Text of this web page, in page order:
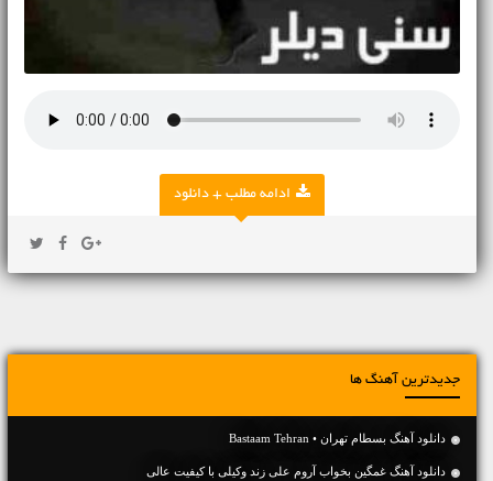
ادامه مطلب + دانلود
جدیدترین آهنگ ها
دانلود آهنگ بسطام تهران • Bastaam Tehran
دانلود آهنگ غمگین بخواب آروم علی زند وکیلی با کیفیت عالی